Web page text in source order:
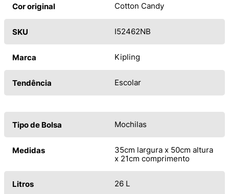
Cor original Cotton Candy
SKU I52462NB
Marca Kipling
Tendência Escolar
Tipo de Bolsa Mochilas
Medidas
35cm largura x 50cm altura
x 21cm comprimento
Litros 26 L